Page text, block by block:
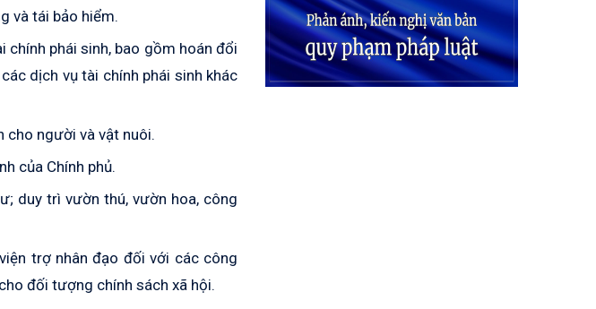
và tái bảo hiểm.
chính phái sinh, bao gồm hoán đổi
dịch vụ tài chính phái sinh khác
cho người và vật nuôi.
của Chính phủ.
duy trì vườn thú, vườn hoa, công
trợ nhân đạo đối với các công
đối tượng chính sách xã hội.